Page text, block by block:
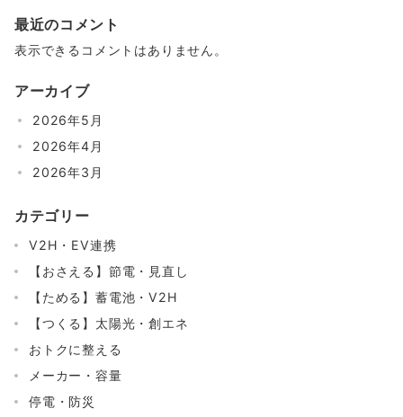
最近のコメント
表示できるコメントはありません。
アーカイブ
2026年5月
2026年4月
2026年3月
カテゴリー
V2H・EV連携
【おさえる】節電・見直し
【ためる】蓄電池・V2H
【つくる】太陽光・創エネ
おトクに整える
メーカー・容量
停電・防災